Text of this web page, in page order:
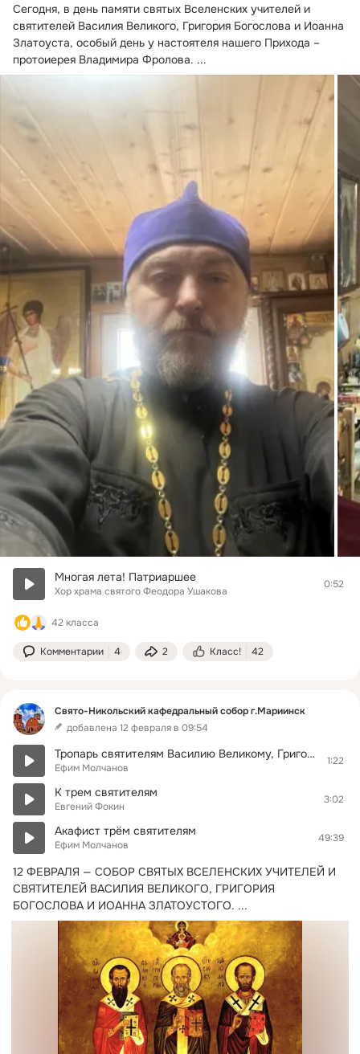
Сегодня, в день памяти святых Вселенских учителей и
святителей Василия Великого, Григория Богослова и Иоанна
Златоуста, особый день у настоятеля нашего Прихода –
протоиерея Владимира Фролова. ...
Многая лета! Патриаршее
Хор храма святого Феодора Ушакова
0:52
42 класса
Комментарии 4 2 Класс! 42
Свято-Никольский кафедральный собор г.Мариинск
добавлена 12 февраля в 09:54
Тропарь святителям Василию Великому, Григорию Богослову и Иоанну Златоусту
Ефим Молчанов
1:22
К трем святителям
Евгений Фокин
3:02
Акафист трём святителям
Ефим Молчанов
49:39
12 ФЕВРАЛЯ — СОБОР СВЯТЫХ ВСЕЛЕНСКИХ УЧИТЕЛЕЙ И
СВЯТИТЕЛЕЙ ВАСИЛИЯ ВЕЛИКОГО, ГРИГОРИЯ
БОГОСЛОВА И ИОАННА ЗЛАТОУСТОГО. ...